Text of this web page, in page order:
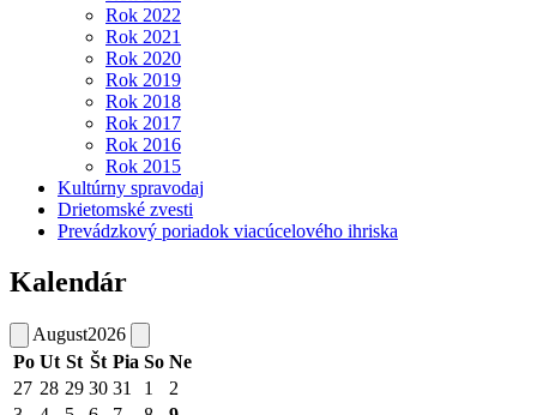
Rok 2022
Rok 2021
Rok 2020
Rok 2019
Rok 2018
Rok 2017
Rok 2016
Rok 2015
Kultúrny spravodaj
Drietomské zvesti
Prevádzkový poriadok viacúcelového ihriska
Kalendár
August2026
Po Ut St Št Pia So Ne
27 28 29 30 31 1
2